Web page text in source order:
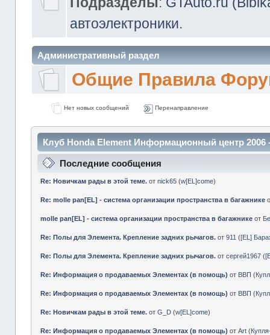
автоэлектроники.
Административный раздел
Общие Правила
Нет новых сообщений Перенаправление
Клуб Honda Element Информационный центр
Последние сообщения
Re: Новичкам рады в этой теме. отnick65 (w[EL]come)
Re: molle pan[EL] - система организации пространства в багажнике
molle pan[EL] - система организации пространства в багажнике от
Re: Полы для Элемента. Крепление задних рычагов. от911 ([EL]
Re: Полы для Элемента. Крепление задних рычагов. отсергей1967 (
Re: Информация о продаваемых Элементах (в помощь) от ВВП (
Re: Информация о продаваемых Элементах (в помощь) от ВВП (
Re: Новичкам рады в этой теме. отG_D (w[EL]come)
Re: Информация о продаваемых Элементах (в помощь) отArt (